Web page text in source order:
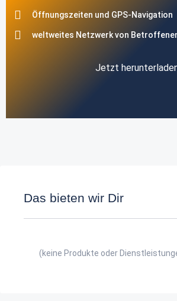
Öffnungszeiten und GPS-Navigation
weltweites Netzwerk von
Jetzt
Das bieten wir Dir
(keine Produkte oder